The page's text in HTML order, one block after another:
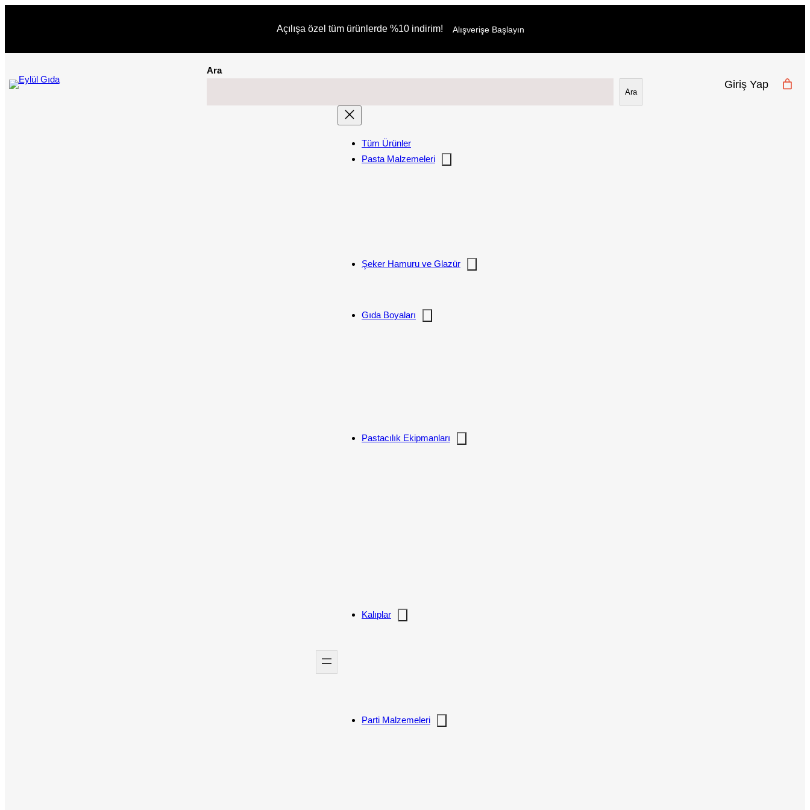
Açılışa özel tüm ürünlerde %10 indirim! Alışverişe Başlayın
Ara
Ara
Giriş Yap
Tüm Ürünler
Pasta Malzemeleri
Şeker Hamuru ve Glazür
Gıda Boyaları
Pastacılık Ekipmanları
Kalıplar
Parti Malzemeleri